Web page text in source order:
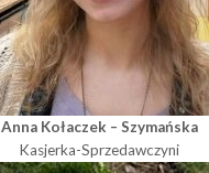
Anna Kołaczek – Szymańska
Kasjerka-Sprzedawczyni